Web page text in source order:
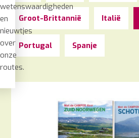
wetenswaardigheden
en
nieuwtjes
over
onze
routes.
Groot-Brittannië Italië
Portugal Spanje